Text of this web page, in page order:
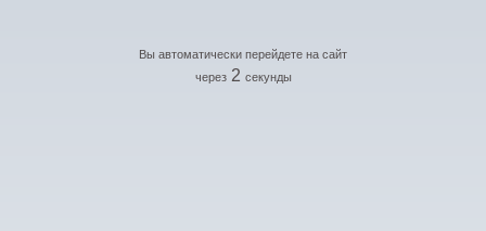
Вы автоматически перейдете на сайт
через 2 секунды